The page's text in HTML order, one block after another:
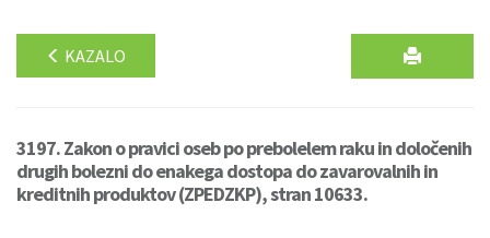
KAZALO
3197. Zakon o pravici oseb po prebolelem raku in določenih
drugih bolezni do enakega dostopa do zavarovalnih in
kreditnih produktov (ZPEDZKP), stran 10633.